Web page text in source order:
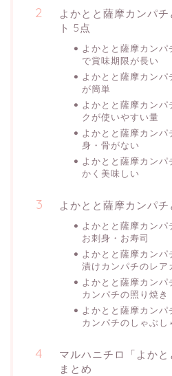
よかとと薩摩カンパ
ト 5点
よかとと薩摩カン
で賞味期限が長い
よかとと薩摩カン
が簡単
よかとと薩摩カン
クが使いやすい量
よかとと薩摩カン
身・骨がない
よかとと薩摩カン
かく美味しい
よかとと薩摩カンパ
よかとと薩摩カン
お刺身・お寿司
よかとと薩摩カン
漬けカンパチのレア
よかとと薩摩カン
カンパチの照り焼き
よかとと薩摩カン
カンパチのしゃぶし
マルハニチロ「よかと
まとめ